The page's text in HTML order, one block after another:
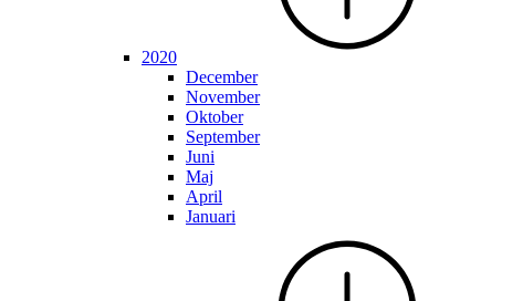
2020
December
November
Oktober
September
Juni
Maj
April
Januari